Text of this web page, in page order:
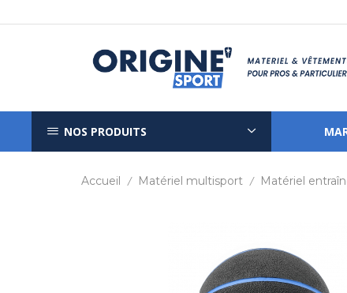
NOS PRODUITS
Accueil / Matériel multisport / Matériel